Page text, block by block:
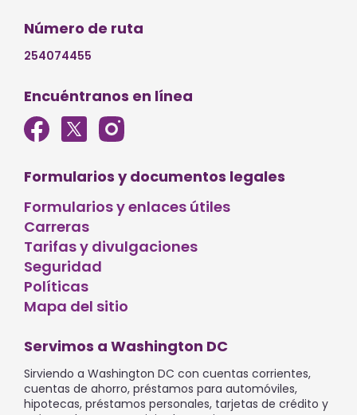
Número de ruta
254074455
Encuéntranos en línea
Formularios y documentos legales
Formularios y enlaces útiles
Carreras
Tarifas y divulgaciones
Seguridad
Políticas
Mapa del sitio
Servimos a Washington DC
Sirviendo a Washington DC con cuentas corrientes,
cuentas de ahorro, préstamos para automóviles,
hipotecas, préstamos personales, tarjetas de crédito y